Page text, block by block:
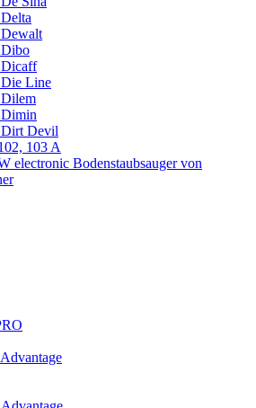
Dibo
Dicaff
Die Line
Dilem
Dimin
Dirt Devil
103 A
electronic Bodenstaubsauger von